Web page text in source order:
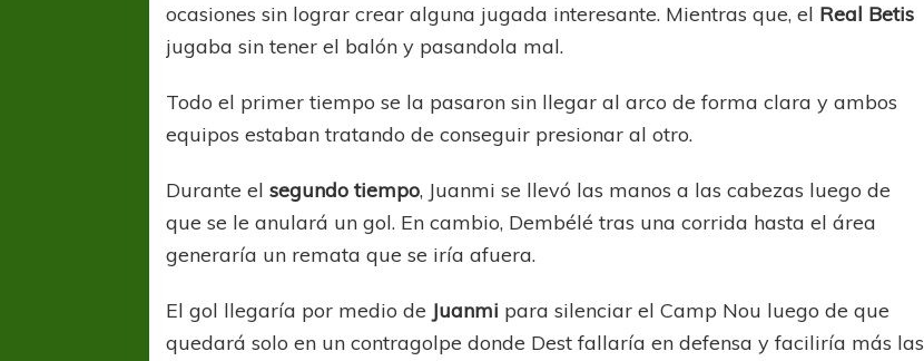
logra
al
ocasiones sin lograr crear alguna jugada interesante. Mientras que, el Real Betis
jugaba sin tener el balón y pasandola mal.
Todo el primer tiempo se la pasaron sin llegar al arco de forma clara y ambos
equipos estaban tratando de conseguir presionar al otro.
Durante elsegundo tiempo, Juanmi se llevó las manos a las cabezas luego de
que se le anulará un gol. En cambio, Dembélé tras una corrida hasta el área
generaría un remata que se iría afuera.
El gol llegaría por medio de Juanmi para silenciar el Camp Nou luego de que
quedará solo en un contragolpe donde Dest fallaría en defensa y faciliría más las